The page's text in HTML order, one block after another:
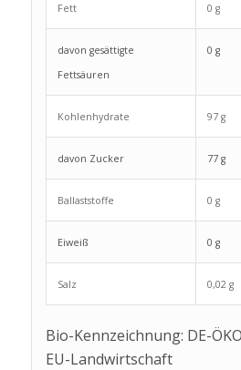
Fett 0 g
davon gesättigte
Fettsäuren
0 g
Kohlenhydrate 97 g
davon Zucker 77 g
Ballaststoffe 0 g
Eiweiß 0 g
Salz 0,02 g
Bio-Kennzeichnung: DE-
EU-Landwirtschaft